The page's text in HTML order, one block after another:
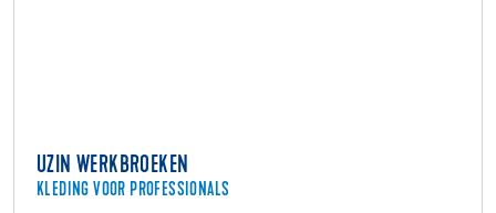
UZIN WERKBROEKEN
KLEDING VOOR PROFESSIONALS